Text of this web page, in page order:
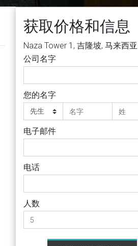
获取价格和信息
Naza Tower 1, 吉隆坡, 马来西亚
公司名字
您的名字
电子邮件
电话
人数